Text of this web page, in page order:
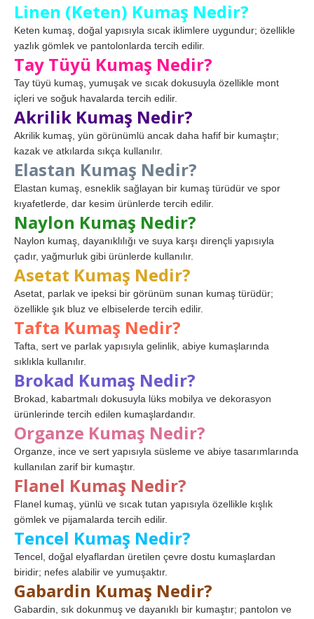
Linen (Keten) Kumaş Nedir?
Keten kumaş, doğal yapısıyla sıcak iklimlere uygundur; özellikle
yazlık gömlek ve pantolonlarda tercih edilir.
Tay Tüyü Kumaş Nedir?
Tay tüyü kumaş, yumuşak ve sıcak dokusuyla özellikle mont
içleri ve soğuk havalarda tercih edilir.
Akrilik Kumaş Nedir?
Akrilik kumaş, yün görünümlü ancak daha hafif bir kumaştır;
kazak ve atkılarda sıkça kullanılır.
Elastan Kumaş Nedir?
Elastan kumaş, esneklik sağlayan bir kumaş türüdür ve spor
kıyafetlerde, dar kesim ürünlerde tercih edilir.
Naylon Kumaş Nedir?
Naylon kumaş, dayanıklılığı ve suya karşı dirençli yapısıyla
çadır, yağmurluk gibi ürünlerde kullanılır.
Asetat Kumaş Nedir?
Asetat, parlak ve ipeksi bir görünüm sunan kumaş türüdür;
özellikle şık bluz ve elbiselerde tercih edilir.
Tafta Kumaş Nedir?
Tafta, sert ve parlak yapısıyla gelinlik, abiye kumaşlarında
sıklıkla kullanılır.
Brokad Kumaş Nedir?
Brokad, kabartmalı dokusuyla lüks mobilya ve dekorasyon
ürünlerinde tercih edilen kumaşlardandır.
Organze Kumaş Nedir?
Organze, ince ve sert yapısıyla süsleme ve abiye tasarımlarında
kullanılan zarif bir kumaştır.
Flanel Kumaş Nedir?
Flanel kumaş, yünlü ve sıcak tutan yapısıyla özellikle kışlık
gömlek ve pijamalarda tercih edilir.
Tencel Kumaş Nedir?
Tencel, doğal elyaflardan üretilen çevre dostu kumaşlardan
biridir; nefes alabilir ve yumuşaktır.
Gabardin Kumaş Nedir?
Gabardin, sık dokunmuş ve dayanıklı bir kumaştır; pantolon ve